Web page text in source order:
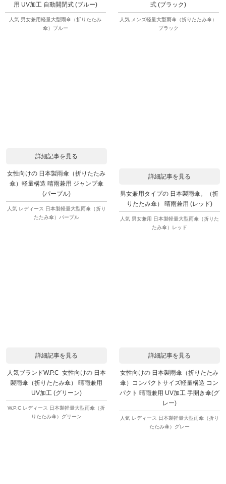
用 UV加工 自動開閉式 (ブルー)
人気 男女兼用軽量大型雨傘（折りたたみ
傘）ブルー
式 (ブラック)
人気 メンズ軽量大型雨傘（折りたたみ傘）
ブラック
詳細記事を見る
女性向けの 日本製雨傘（折りたたみ
傘）軽量構造 晴雨兼用 ジャンプ傘
(パープル)
人気 レディース 日本製軽量大型雨傘（折り
たたみ傘）パープル
詳細記事を見る
男女兼用タイプの 日本製雨傘。（折
りたたみ傘） 晴雨兼用 (レッド)
人気 男女兼用 日本製軽量大型雨傘（折りた
たみ傘）レッド
詳細記事を見る
人気ブランドW.P.C 女性向けの 日本
製雨傘（折りたたみ傘） 晴雨兼用
UV加工 (グリーン)
W.P.C レディース 日本製軽量大型雨傘（折
りたたみ傘）グリーン
詳細記事を見る
女性向けの 日本製雨傘（折りたたみ
傘）コンパクトサイズ軽量構造 コン
パクト 晴雨兼用 UV加工 手開き傘(グ
レー)
人気 レディース 日本製軽量大型雨傘（折り
たたみ傘）グレー